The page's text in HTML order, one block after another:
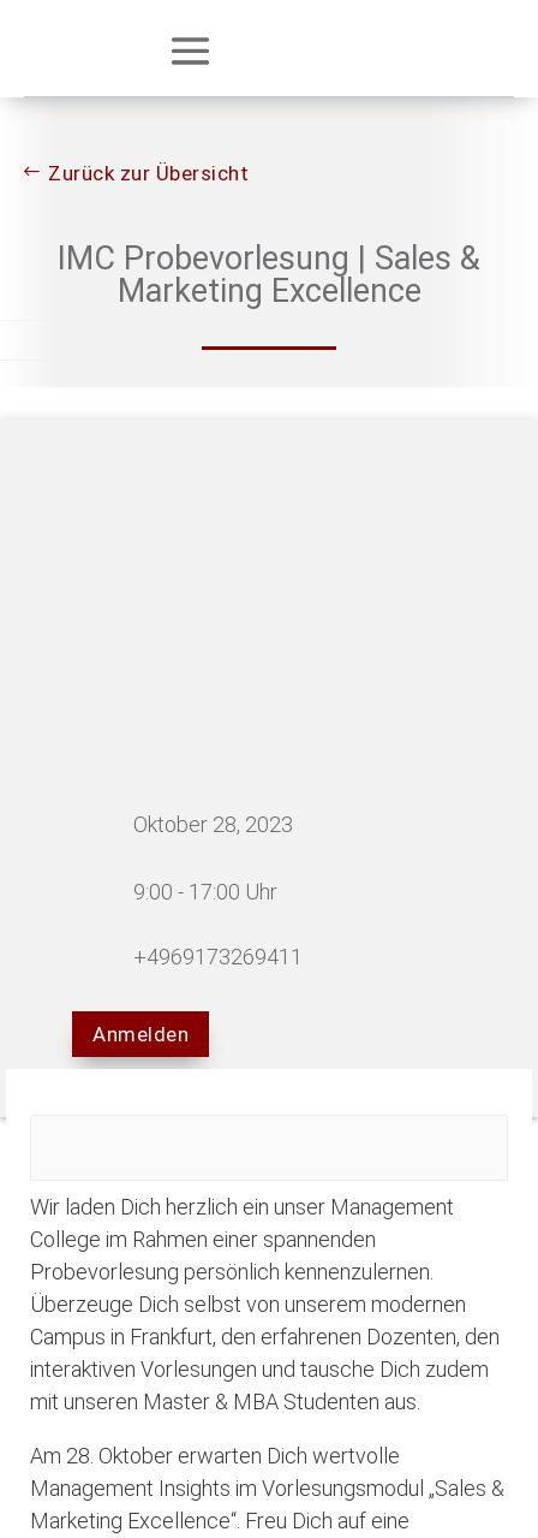
Zurück zur Übersicht
IMC Probevorlesung | Sales &
Marketing Excellence
Oktober 28, 2023
9:00 - 17:00 Uhr
+4969173269411
Anmelden
Wir laden Dich herzlich ein unser Management
College im Rahmen einer spannenden
Probevorlesung persönlich kennenzulernen.
Überzeuge Dich selbst von unserem modernen
Campus in Frankfurt, den erfahrenen Dozenten, den
interaktiven Vorlesungen und tausche Dich zudem
mit unseren Master & MBA Studenten aus.
Am 28. Oktober erwarten Dich wertvolle
Management Insights im Vorlesungsmodul „Sales &
Marketing Excellence“. Freu Dich auf eine